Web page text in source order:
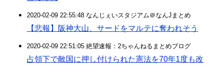
2020-02-09 22:55:48 なんじぇいスタジアム＠なんJまとめ
【悲報】阪神大山、サードをマルテに奪われそう
2020-02-09 22:51:05 絶望速報：2ちゃんねるまとめブログ
占領下で敵国に押し付けられた憲法を70年1度も改